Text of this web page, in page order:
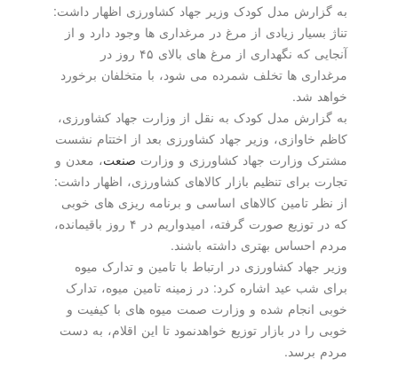
به گزارش مدل کودک وزیر جهاد کشاورزی اظهار داشت:
تناژ بسیار زیادی از مرغ در مرغداری ها وجود دارد و از
آنجایی که نگهداری از مرغ های بالای ۴۵ روز در
مرغداری ها تخلف شمرده می شود، با متخلفان برخورد
خواهد شد.
به گزارش مدل کودک به نقل از وزارت جهاد کشاورزی،
کاظم خاوازی، وزیر جهاد کشاورزی بعد از اختتام نشست
مشترک وزارت جهاد کشاورزی و وزارتصنعت، معدن و
تجارت برای تنظیم بازار کالاهای کشاورزی، اظهار داشت:
از نظر تامین کالاهای اساسی و برنامه ریزی های خوبی
که در توزیع صورت گرفته، امیدواریم در ۴ روز باقیمانده،
مردم احساس بهتری داشته باشند.
وزیر جهاد کشاورزی در ارتباط با تامین و تدارک میوه
برای شب عید اشاره کرد: در زمینه تامین میوه، تدارک
خوبی انجام شده و وزارت صمت میوه های با کیفیت و
خوبی را در بازار توزیع خواهدنمود تا این اقلام، به دست
مردم برسد.